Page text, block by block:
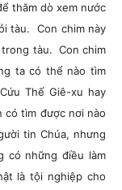
thăm dò xem nước
tàu. Con chim này
trong tàu. Con chim
ta có thể nào tìm
Thế Giê-xu hay
có tìm được nơi nào
tin Chúa, nhưng
có những điều làm
là tội nghiệp cho